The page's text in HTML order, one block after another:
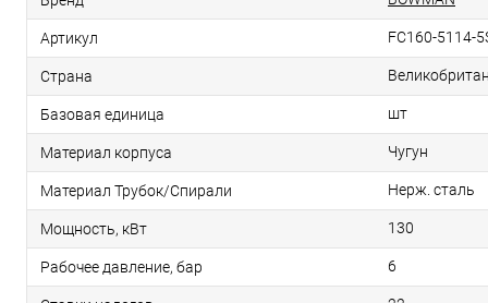
Артикул FC160-5114-
Страна
Базовая единица шт
Материал корпуса Чугун
Материал Трубок/Спирали Нерж. сталь
Мощность, кВт 130
Рабочее давление, бар 6